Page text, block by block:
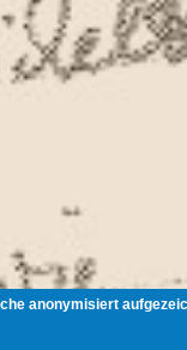
anonymisiert